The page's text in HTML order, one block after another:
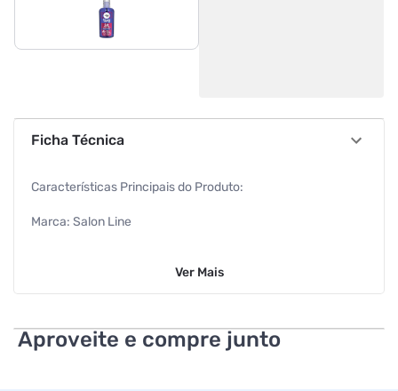
Ficha Técnica
Características Principais do Produto:
Marca: Salon Line
Volume: 60ml
Ver Mais
Aproveite e compre junto